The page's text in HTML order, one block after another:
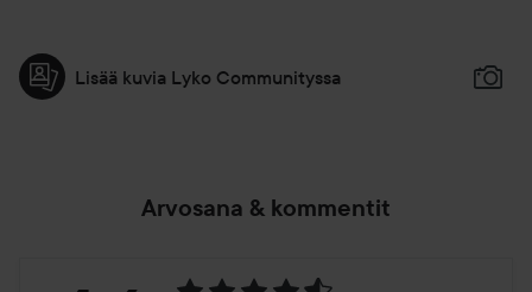
Lisää kuvia Lyko Communityssa
Arvosana & kommentit